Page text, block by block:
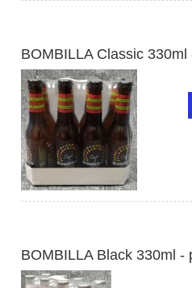
BOMBILLA Classic 330ml
BOMBILLA Black 330ml -